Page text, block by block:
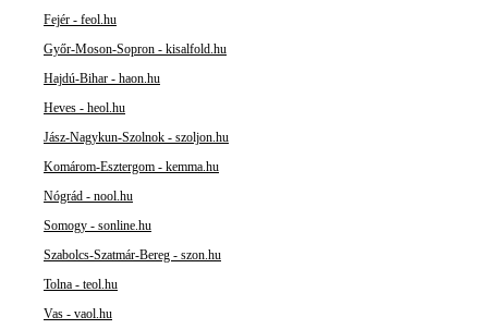
Fejér - feol.hu
Győr-Moson-Sopron - kisalfold.hu
Hajdú-Bihar - haon.hu
Heves - heol.hu
Jász-Nagykun-Szolnok - szoljon.hu
Komárom-Esztergom - kemma.hu
Nógrád - nool.hu
Somogy - sonline.hu
Szabolcs-Szatmár-Bereg - szon.hu
Tolna - teol.hu
Vas - vaol.hu